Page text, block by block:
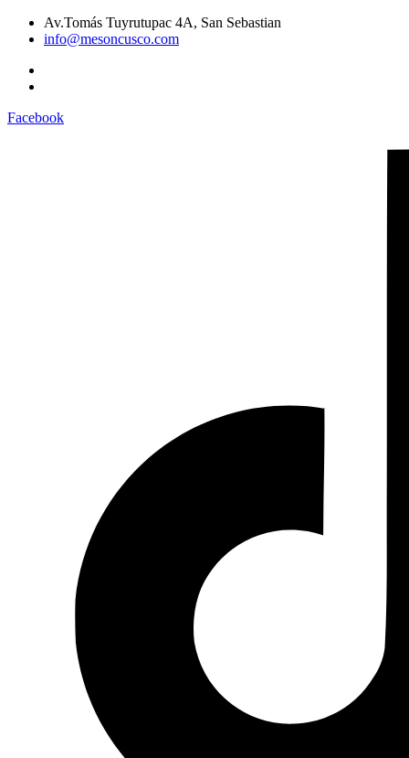
Av.Tomás Tuyrutupac 4A, San Sebastian
info@mesoncusco.com
Facebook